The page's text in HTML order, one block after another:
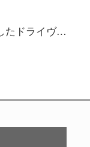
新しくしたドライヴレーコダ360度のパノラマ逆画像の前と後のダブル記録ハイビアン光がない夜見は電子犬一体機を持っています。デュランズバッグ